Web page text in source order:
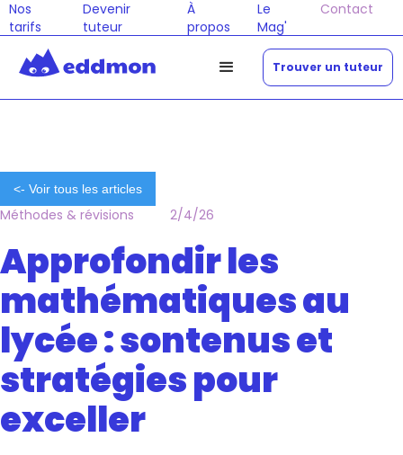
Nos
tarifs
Devenir
tuteur
À
propos
Le
Mag'
Contact
Trouver un tuteur
<- Voir tous les articles
Méthodes & révisions 2/4/26
Approfondir les
mathématiques au
lycée : sontenus et
stratégies pour
exceller